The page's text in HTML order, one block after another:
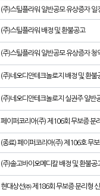
(주)스틸플라워 일반공모 유상증자 일
(주)스틸플라워 배정 및 환불공고
(주)스틸플라워 일반공모 유상증자 청
(주)네오디안테크놀로지 배정 및 환불
(주)네오디안테크놀로지 실권주 일반
페이퍼코리아(주) 제106회 무보증 분
(종료) 페이퍼코리아(주) 제106호 무
(주)솔고바이오메디칼 배정 및 환불공
현대상선㈜ 제186회 무보증 분리형